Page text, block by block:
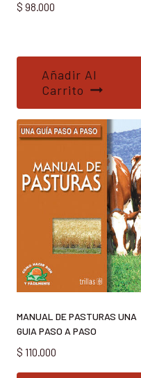
$ 98.000
Añadir Al
Carrito
MANUAL DE PASTURAS UNA
GUIA PASO A PASO
$ 110.000